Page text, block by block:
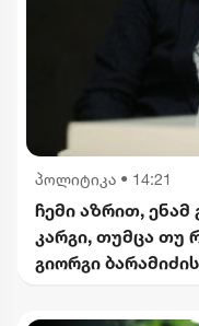
პოლიტიკა • 14:21
ჩემი აზრით, ენამ
კარგი, თუმცა თუ
გიორგი